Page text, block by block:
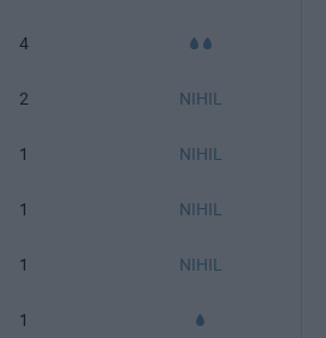
4
2 NIHIL
1 NIHIL
1 NIHIL
1 NIHIL
1